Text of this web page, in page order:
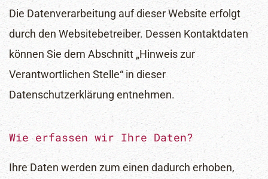
Die Datenverarbeitung auf dieser Website erfolgt
durch den Websitebetreiber. Dessen Kontaktdaten
können Sie dem Abschnitt „Hinweis zur
Verantwortlichen Stelle“ in dieser
Datenschutzerklärung entnehmen.
Wie erfassen wir Ihre Daten?
Ihre Daten werden zum einen dadurch erhoben,